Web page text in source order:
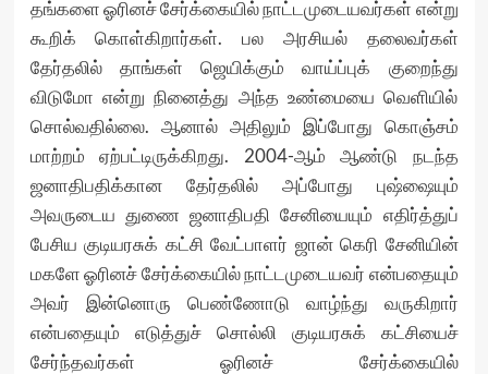
தங்களை ஓரினச் சேர்க்கையில் நாட்டமுடையவர்கள் என்று
கூறிக் கொள்கிறார்கள். பல அரசியல் தலைவர்கள்
தேர்தலில் தாங்கள் ஜெயிக்கும் வாய்ப்புக் குறைந்து
விடுமோ என்று நினைத்து அந்த உண்மையை வெளியில்
சொல்வதில்லை. ஆனால் அதிலும் இப்போது கொஞ்சம்
மாற்றம் ஏற்பட்டிருக்கிறது. 2004-ஆம் ஆண்டு நடந்த
ஜனாதிபதிக்கான தேர்தலில் அப்போது புஷ்ஷையும்
அவருடைய துணை ஜனாதிபதி சேனியையும் எதிர்த்துப்
பேசிய குடியரசுக் கட்சி வேட்பாளர் ஜான் கெரி சேனியின்
மகளே ஓரினச் சேர்க்கையில் நாட்டமுடையவர் என்பதையும்
அவர் இன்னொரு பெண்ணோடு வாழ்ந்து வருகிறார்
என்பதையும் எடுத்துச் சொல்லி குடியரசுக் கட்சியைச்
சேர்ந்தவர்கள் ஓரினச் சேர்க்கையில்